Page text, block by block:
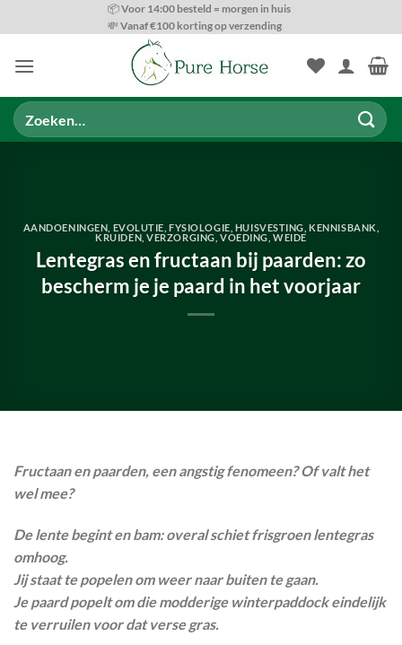
naar
📦 Voor 14:00 besteld = morgen in huis
💸 Vanaf €100 korting op verzending
Zoeken
naar:
AANDOENINGEN EVOLUTIE ,FYSIOLOGIE HUISVESTING ,KENNISBANK
KRUIDEN ,VERZORGING VOEDING WEIDE
Lentegras en fructaan bij paarden: zo
bescherm je je paard in het voorjaar
Fructaan en paarden, een angstig fenomeen? Of valt het
wel mee?
De lente begint en bam: overal schiet frisgroen lentegras
omhoog.
Jij staat te popelen om weer naar buiten te gaan.
Je paard popelt om die modderige winterpaddock eindelijk
te verruilen voor dat verse gras.